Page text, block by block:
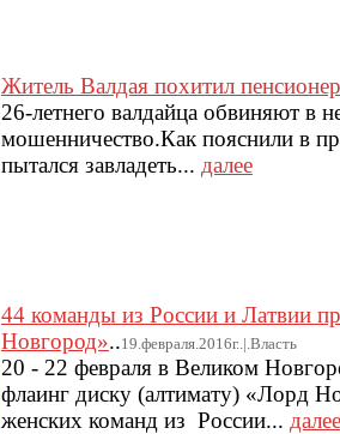
Житель Валдая похитил
26-летнего валдайца обвиняют
мошенничество.Как пояснили в
пытался завладеть... далее
44 команды из России и Латвии
Новгород»..19.февраля.2016г..|.Власть
20 - 22 февраля в Великом
флаинг диску (алтимату) «Лорд
женских команд из России... далее